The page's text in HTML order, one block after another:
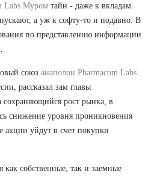
Labs Муром тайн - даже к вкладам
а уж к софту-то и подавно. В
по представлению информации
союз анаполон Pharmacom Labs
рассказал зам главы
сохраняющийся рост рынка, в
снижение уровня проникновения
акции уйдут в счет покупки
как собственные, так и заемные